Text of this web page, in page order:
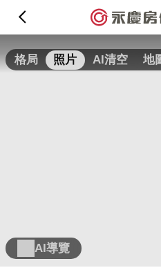
格局 照片 AI清空 地
AI導覽